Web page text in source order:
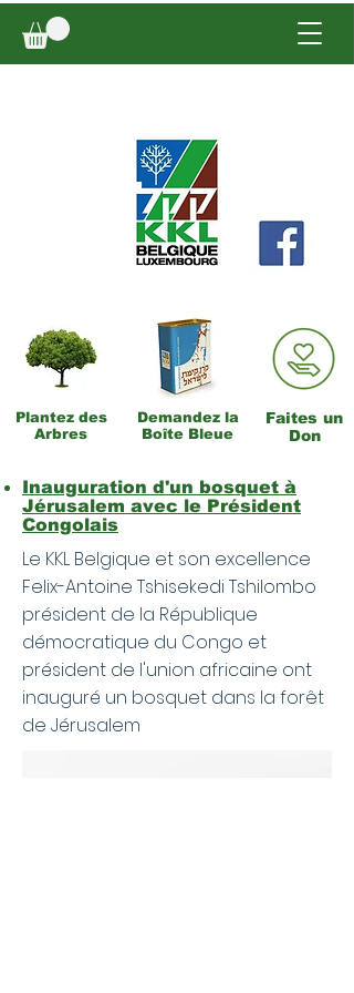
Plantez des
Arbres
Demandez la
Boîte Bleue
Faites un
Don
Inauguration d'un bosquet à
Jérusalem avec le Président
Congolais
Le KKL Belgique et son excellence
Felix-Antoine Tshisekedi Tshilombo
président de la République
démocratique du Congo et
président de l'union africaine ont
inauguré un bosquet dans la forêt
de Jérusalem